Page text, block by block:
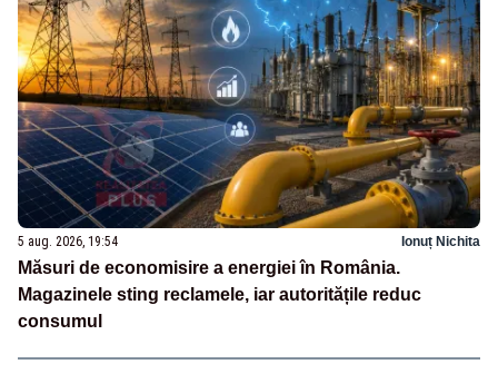
5 aug. 2026, 19:54 Ionuț Nichita
Măsuri de economisire a energiei în România.
Magazinele sting reclamele, iar autoritățile reduc
consumul